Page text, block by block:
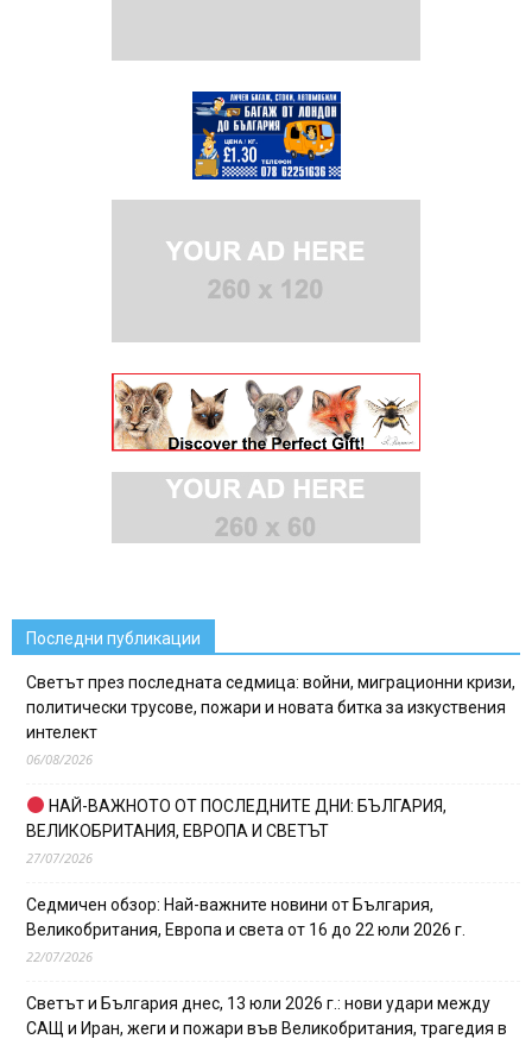
Последни публикации
Светът през последната седмица: войни, миграционни кризи,
политически трусове, пожари и новата битка за изкуствения
интелект
06/08/2026
НАЙ-ВАЖНОТО ОТ ПОСЛЕДНИТЕ ДНИ: БЪЛГАРИЯ,
ВЕЛИКОБРИТАНИЯ, ЕВРОПА И СВЕТЪТ
27/07/2026
Седмичен обзор: Най-важните новини от България,
Великобритания, Европа и света от 16 до 22 юли 2026 г.
22/07/2026
Светът и България днес, 13 юли 2026 г.: нови удари между
САЩ и Иран, жеги и пожари във Великобритания, трагедия в